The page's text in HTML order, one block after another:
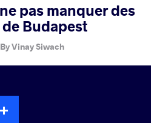
menu
pas manquer des
Budapest
ByVinay Siwach